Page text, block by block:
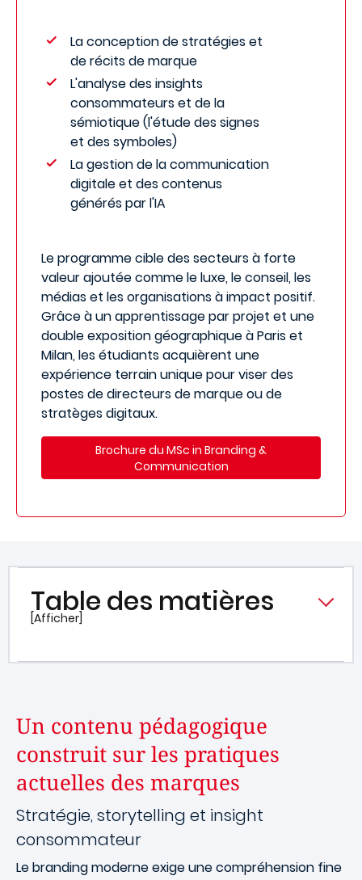
La conception de stratégies et
de récits de marque
L'analyse des insights
consommateurs et de la
sémiotique (l'étude des signes
et des symboles)
La gestion de la communication
digitale et des contenus
générés par l'IA
Le programme cible des secteurs à forte
valeur ajoutée comme le luxe, le conseil, les
médias et les organisations à impact positif.
Grâce à un apprentissage par projet et une
double exposition géographique à Paris et
Milan, les étudiants acquièrent une
expérience terrain unique pour viser des
postes de directeurs de marque ou de
stratèges digitaux.
Brochure du MSc in Branding &
Communication
Table des matières
[Afficher]
Un contenu pédagogique
construit sur les pratiques
actuelles des marques
Stratégie, storytelling et insight
consommateur
Le branding moderne exige une compréhension fine